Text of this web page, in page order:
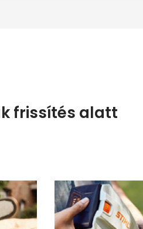
frissítés alatt